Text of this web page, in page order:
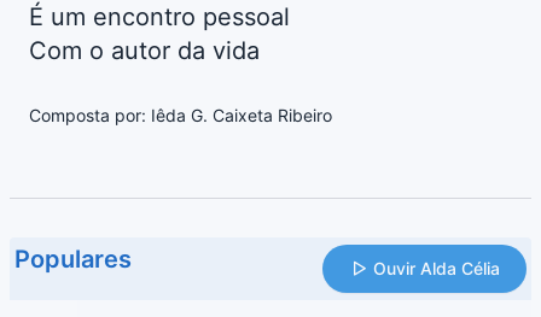
É um encontro pessoal
Com o autor da vida
Composta por: Iêda G. Caixeta Ribeiro
Populares Ouvir Alda Célia